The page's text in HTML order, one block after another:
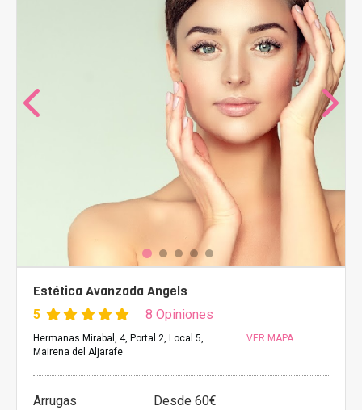
Estética Avanzada Angels
5 8 Opiniones
Hermanas Mirabal, 4, Portal 2, Local 5,
Mairena del Aljarafe
VER MAPA
Arrugas Desde 60€